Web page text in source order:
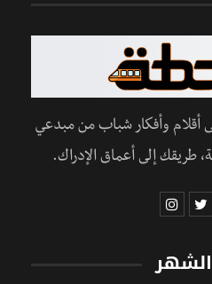
أقلام وأفكار شباب من مبدعي
طريقك إلى أعماق الإدراك.